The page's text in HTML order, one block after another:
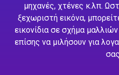
μηχανές, χτένες κ.λπ.
ξεχωριστή εικόνα,
εικονίδια σε σχήμα
επίσης να μιλήσουν για